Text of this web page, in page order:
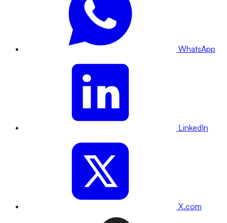
WhatsApp
LinkedIn
X.com